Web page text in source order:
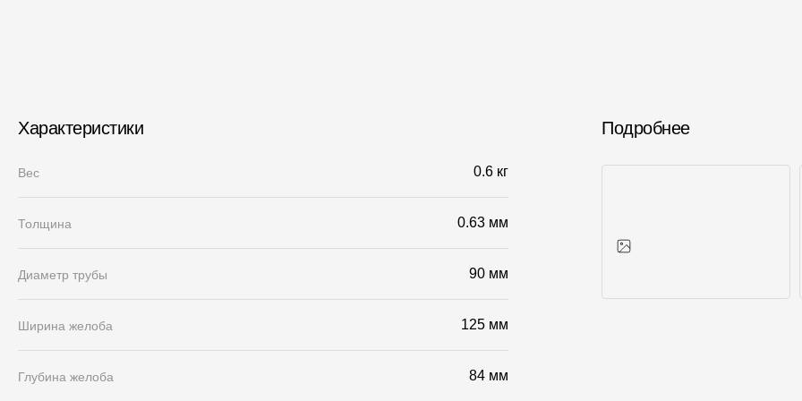
Характеристики
Вес 0.6 кг
Толщина 0.63 мм
Диаметр трубы 90 мм
Ширина желоба 125 мм
Глубина желоба 84 мм
Подробнее